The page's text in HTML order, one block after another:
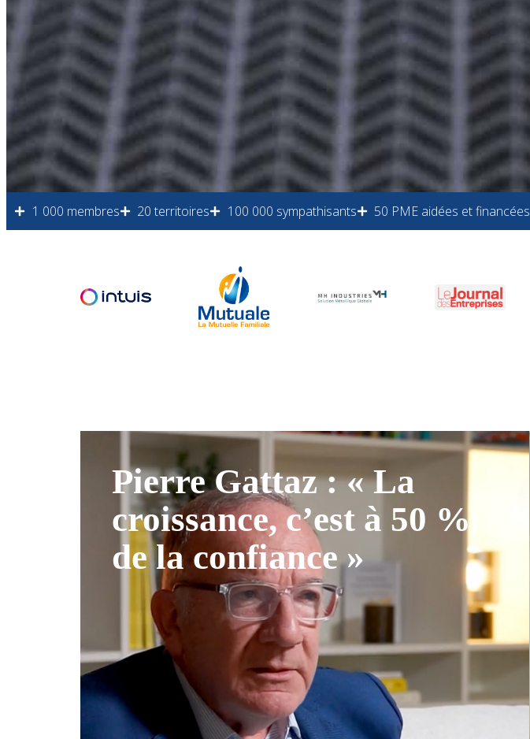
1 000 membres 20 territoires 100 000 sympathisants 50 PME aidées et financées
Pierre Gattaz : « La
croissance, c’est à 50 %
de la confiance »